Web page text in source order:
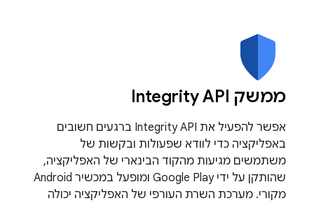
ממשק Integrity API
אפשר להפעיל את Integrity API ברגעים חשובים
באפליקציה כדי לוודא שפעולות ובקשות של
משתמשים מגיעות מהקוד הבינארי של האפליקציה,
שהותקן על ידי Google Play ומופעל במכשיר Android
מקורי. מערכת השרת העורפי של האפליקציה יכולה